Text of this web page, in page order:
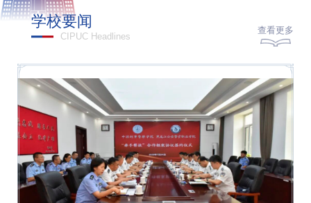
学校要闻
CIPUC Headlines
查看更多